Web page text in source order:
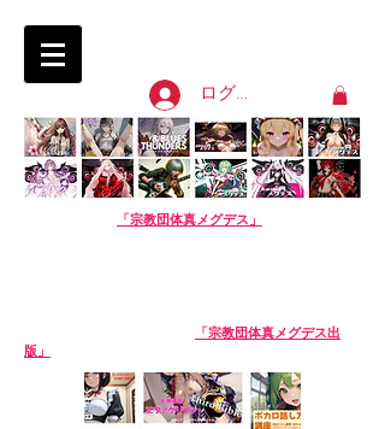
ログイン
「宗教団体真メグデス」
「宗教団体真メグデス出
版」